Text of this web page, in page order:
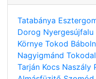
Tatabánya
Dorog Nyergesújfalu
Környe Tokod
Nagyigmánd
Tarján Kocs Naszály